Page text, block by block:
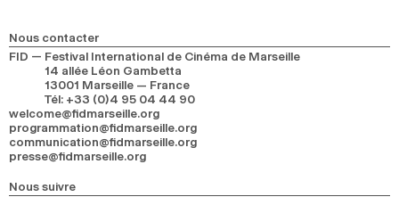
RECHERCHE
Nous contacter
FID — Festival International de Cinéma de Marseille
14 allée Léon Gambetta
13001 Marseille — France
Tél: +33 (0)4 95 04 44 90
welcome@fidmarseille.org
programmation@fidmarseille.org
communication@fidmarseille.org
presse@fidmarseille.org
Nous suivre